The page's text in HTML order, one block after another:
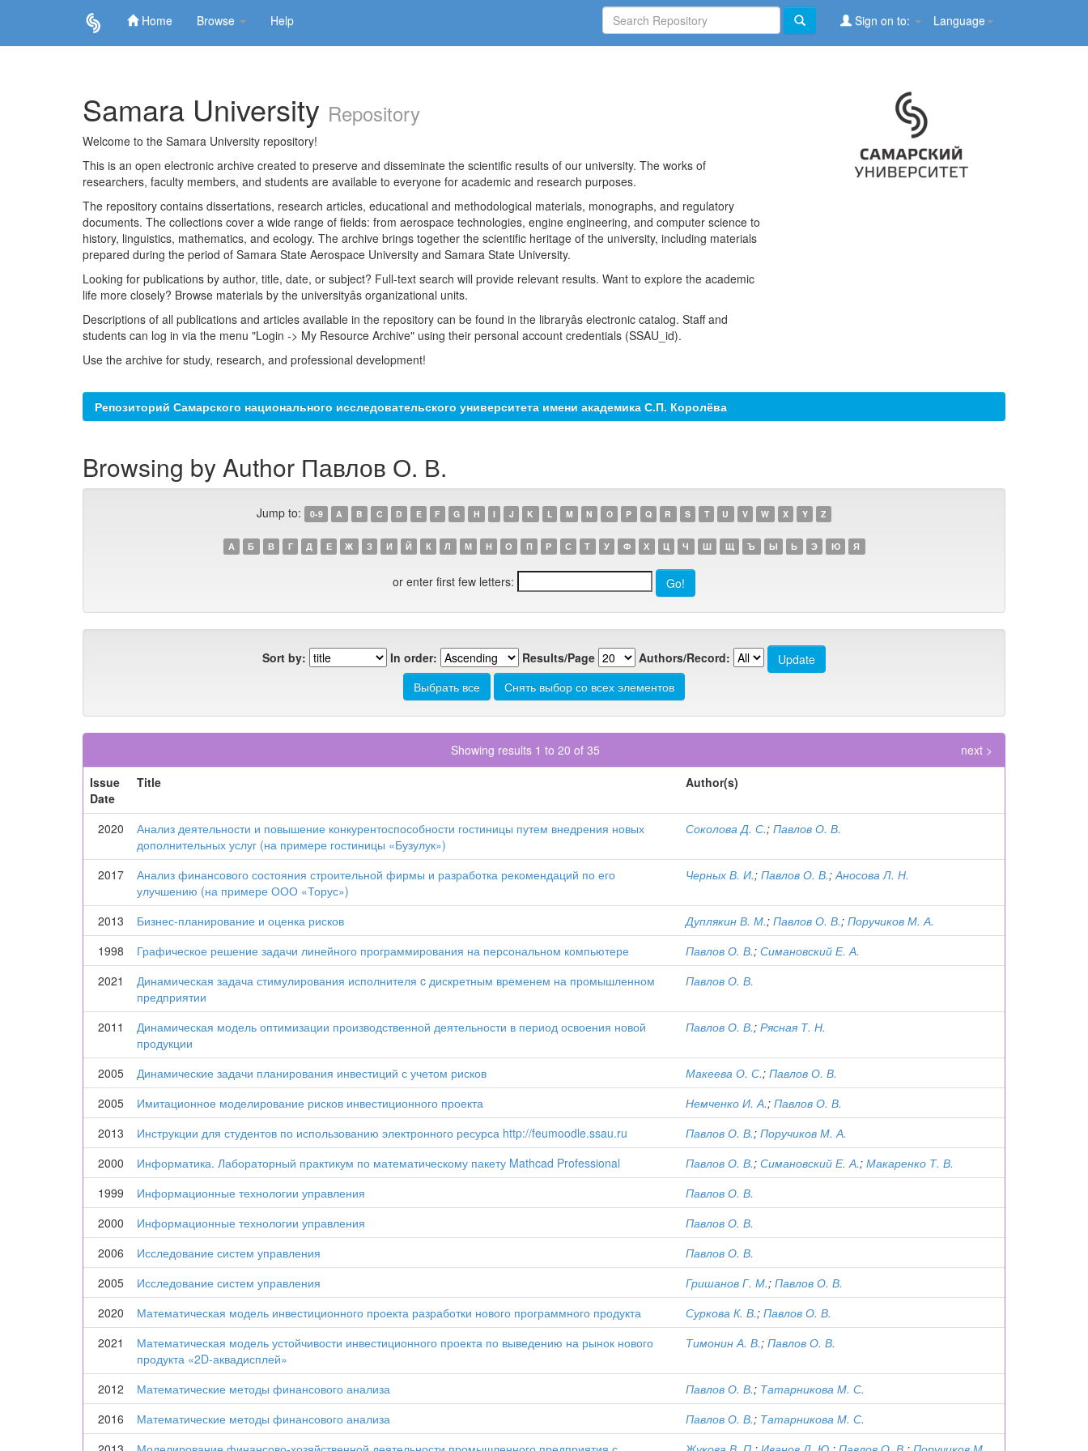
Home Browse Help Language
Sign on to:
Samara University Repository
Welcome to the Samara University repository!
This is an open electronic archive created to preserve and disseminate the scientific results of our university. The works of
researchers, faculty members, and students are available to everyone for academic and research purposes.
The repository contains dissertations, research articles, educational and methodological materials, monographs, and regulatory
documents. The collections cover a wide range of fields: from aerospace technologies, engine engineering, and computer science to
history, linguistics, mathematics, and ecology. The archive brings together the scientific heritage of the university, including materials
prepared during the period of Samara State Aerospace University and Samara State University.
Looking for publications by author, title, date, or subject? Full-text search will provide relevant results. Want to explore the academic
life more closely? Browse materials by the universityâs organizational units.
Descriptions of all publications and articles available in the repository can be found in the libraryâs electronic catalog. Staff and
students can log in via the menu "Login -> My Resource Archive" using their personal account credentials (SSAU_id).
Use the archive for study, research, and professional development!
Репозиторий Самарского национального исследовательского университета имени академика С.П. Королёва
Browsing by Author Павлов О. В.
Jump to: 0-9 A B C D E F G H I J K L M N O P Q R S T U V W X Y Z
А Б В Г Д Е Ж З И Й К Л М Н О П Р С Т У Ф Х Ц Ч Ш Щ Ъ Ы Ь Э Ю Я
or enter first few letters:
Sort by: In order: Results/Page Authors/Record:
Showing results 1 to 20 of 35
next >
Issue
Date
Title Author(s)
2020
Анализ деятельности и повышение конкурентоспособности гостиницы путем внедрения новых
дополнительных услуг (на примере гостиницы «Бузулук»)
Соколова Д. С.; Павлов О. В.
2017
Анализ финансового состояния строительной фирмы и разработка рекомендаций по его
улучшению (на примере ООО «Торус»)
Черных В. И.; Павлов О. В.;Аносова Л. Н.
2013 Бизнес-планирование и оценка рисков Дуплякин В. М.; Павлов О. В.; Поручиков М. А.
1998
Графическое решение задачи линейного программирования на персональном компьютере Павлов О. В.; Симановский Е. А.
2021
Динамическая задача стимулирования исполнителя c дискретным временем на промышленном
предприятии
Павлов О. В.
2011
Динамическая модель оптимизации производственной деятельности в период освоения новой
продукции
Павлов О. В.; Рясная Т. Н.
2005 Динамические задачи планирования инвестиций с учетом рисков Макеева О. С.; Павлов О. В.
2005
Имитационное моделирование рисков инвестиционного проекта Немченко И. А.; Павлов О. В.
2013
Инструкции для студентов по использованию электронного ресурса http://feumoodle.ssau.ru Павлов О. В.; Поручиков М. А.
2000
Информатика. Лабораторный практикум по математическому пакету Mathcad Professional Павлов О. В.; Симановский Е. А.; Макаренко Т. В.
1999
Информационные технологии управления
Павлов О. В.
2000
Информационные технологии управления
Павлов О. В.
2006
Исследование систем управления
Павлов О. В.
2005
Исследование систем управления Гришанов Г. М.; Павлов О. В.
2020
Математическая модель инвестиционного проекта разработки нового программного продукта Суркова К. В.; Павлов О. В.
2021
Математическая модель устойчивости инвестиционного проекта по выведению на рынок нового
продукта «2D-аквадисплей»
Тимонин А. В.; Павлов О. В.
2012 Математические методы финансового анализа Павлов О. В.; Татарникова М. С.
2016
Математические методы финансового анализа Павлов О. В.; Татарникова М. С.